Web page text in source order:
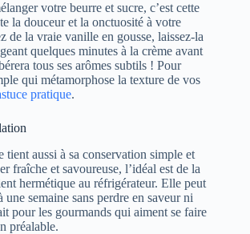
votre beurre et sucre, c’est cette
la douceur et la onctuosité à votre
de la vraie vanille en gousse, laissez-la
quelques minutes à la crème avant
tous ses arômes subtils ! Pour
qui métamorphose la texture de vos
pratique.
tient aussi à sa conservation simple et
fraîche et savoureuse, l’idéal est de la
hermétique au réfrigérateur. Elle peut
une semaine sans perdre en saveur ni
pour les gourmands qui aiment se faire
préalable.